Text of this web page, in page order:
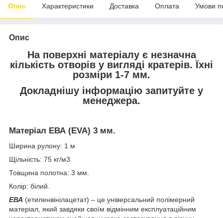
Опис Характеристики Доставка Оплата Умови
Опис
На поверхні матеріалу є незначна
кількість отворів у вигляді кратерів. Їхні
розміри 1-7 мм.
Докладнішу інформацію запитуйте у
менеджера.
Матеріал ЕВА (EVA) 3 мм.
Ширина рулону: 1 м
Щільність: 75 кг/м3.
Товщина полотна: 3 мм.
Колір: білий.
ЕВА (етиленвінілацетат) – це універсальний полімерний
матеріал, який завдяки своїм відмінним експлуатаційним